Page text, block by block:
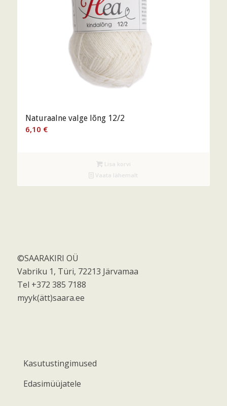
Naturaalne valge lõng 12/2
6,10 €
Lisa korvi
Vaata lähemalt
©SAARAKIRI OÜ
Vabriku 1, Türi, 72213 Järvamaa
Tel +372 385 7188
myyk(ätt)saara.ee
Kasutustingimused
Edasimüüjatele